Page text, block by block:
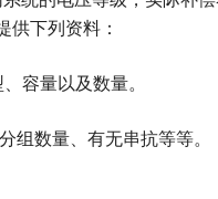
供下列资料：
容量以及数量。
数量、有无串抗等等。